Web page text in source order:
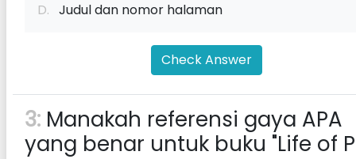
D. Judul dan nomor halaman
Check Answer
3: Manakah referensi gaya APA
yang benar untuk buku "Life of